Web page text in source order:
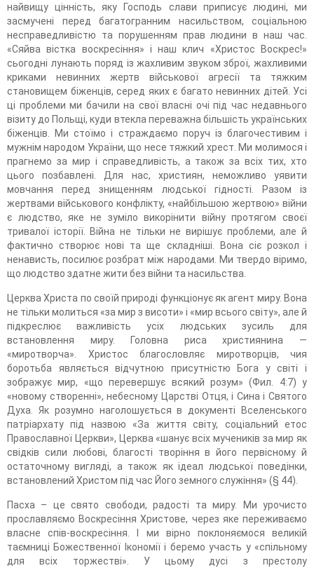
найвищу цінність, яку Господь слави приписує людині, ми
засмучені перед багатогранним насильством, соціальною
несправедливістю та порушенням прав людини в наш час.
«Сяйва вістка воскресіння» і наш клич «Христос Воскрес!»
сьогодні лунають поряд із жахливим звуком зброї, жахливими
криками невинних жертв військової агресії та тяжким
становищем біженців, серед яких є багато невинних дітей. Усі
ці проблеми ми бачили на свої власні очі під час недавнього
візиту до Польщі, куди втекла переважна більшість українських
біженців. Ми стоїмо і страждаємо поруч із благочестивим і
мужнім народом України, що несе тяжкий хрест. Ми молимося і
прагнемо за мир і справедливість, а також за всіх тих, хто
цього позбавлені. Для нас, християн, неможливо уявити
мовчання перед знищенням людської гідності. Разом із
жертвами військового конфлікту, «найбільшою жертвою» війни
є людство, яке не зуміло викорінити війну протягом своєї
тривалої історії. Війна не тільки не вирішує проблеми, але й
фактично створює нові та ще складніші. Вона сіє розкол і
ненависть, посилює розбрат між народами. Ми твердо віримо,
що людство здатне жити без війни та насильства.
Церква Христа по своїй природі функціонує як агент миру. Вона
не тільки молиться «за мир з висоти» і «мир всього світу», але й
підкреслює важливість усіх людських зусиль для
встановлення миру. Головна риса християнина —
«миротворча». Христос благословляє миротворців, чия
боротьба являється відчутною присутністю Бога у світі і
зображує мир, «що перевершує всякий розум» (Фил. 4:7) у
«новому створенні», небесному Царстві Отця, і Сина і Святого
Духа. Як розумно наголошується в документі Вселенського
патріархату під назвою «За життя світу, соціальний етос
Православної Церкви», Церква «шанує всіх мучеників за мир як
свідків сили любові, благості творіння в його первісному й
остаточному вигляді, а також як ідеал людської поведінки,
встановлений Христом під час Його земного служіння» (§ 44).
Пасха – це свято свободи, радості та миру. Ми урочисто
прославляємо Воскресіння Христове, через яке переживаємо
власне спів-воскресіння. І ми вірно поклоняємося великій
таємниці Божественної Ікономії і беремо участь у «спільному
для всіх торжестві». У цьому дусі з престолу